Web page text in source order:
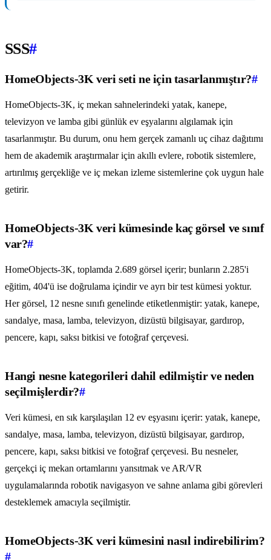
SSS#
HomeObjects-3K veri seti ne için tasarlanmıştır?#
HomeObjects-3K, iç mekan sahnelerindeki yatak, kanepe,
televizyon ve lamba gibi günlük ev eşyalarını algılamak için
tasarlanmıştır. Bu durum, onu hem gerçek zamanlı uç cihaz dağıtımı
hem de akademik araştırmalar için akıllı evlere, robotik sistemlere,
artırılmış gerçekliğe ve iç mekan izleme sistemlerine çok uygun hale
getirir.
HomeObjects-3K veri kümesinde kaç görsel ve sınıf
var?#
HomeObjects-3K, toplamda 2.689 görsel içerir; bunların 2.285'i
eğitim, 404'ü ise doğrulama içindir ve ayrı bir test kümesi yoktur.
Her görsel, 12 nesne sınıfı genelinde etiketlenmiştir: yatak, kanepe,
sandalye, masa, lamba, televizyon, dizüstü bilgisayar, gardırop,
pencere, kapı, saksı bitkisi ve fotoğraf çerçevesi.
Hangi nesne kategorileri dahil edilmiştir ve neden
seçilmişlerdir?#
Veri kümesi, en sık karşılaşılan 12 ev eşyasını içerir: yatak, kanepe,
sandalye, masa, lamba, televizyon, dizüstü bilgisayar, gardırop,
pencere, kapı, saksı bitkisi ve fotoğraf çerçevesi. Bu nesneler,
gerçekçi iç mekan ortamlarını yansıtmak ve AR/VR
uygulamalarında robotik navigasyon ve sahne anlama gibi görevleri
desteklemek amacıyla seçilmiştir.
HomeObjects-3K veri kümesini nasıl indirebilirim?
#